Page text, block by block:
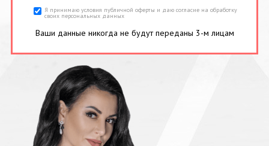
Я принимаю условия публичной оферты и даю согласие на обработку
своих персональных данных
Ваши данные никогда не будут переданы 3-м лицам